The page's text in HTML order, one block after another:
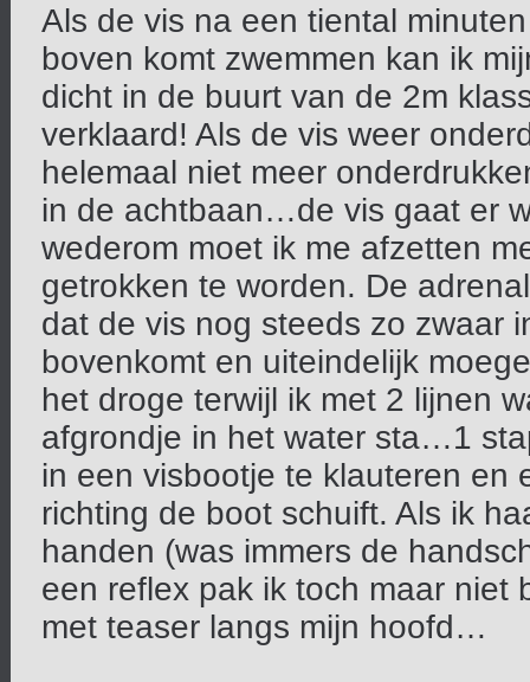
Als de vis na een tiental
boven komt zwemmen kan ik
dicht in de buurt van de 2m
verklaard! Als de vis weer
helemaal niet meer
in de achtbaan…de vis gaat er
wederom moet ik me afzetten
getrokken te worden. De
dat de vis nog steeds zo zwaar
bovenkomt en uiteindelijk
het droge terwijl ik met 2 lijnen
afgrondje in het water sta…1
in een visbootje te klauteren en
richting de boot schuift. Als ik
handen (was immers de
een reflex pak ik toch maar niet
met teaser langs mijn hoofd…